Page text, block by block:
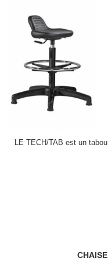
LE TECH/TAB est un